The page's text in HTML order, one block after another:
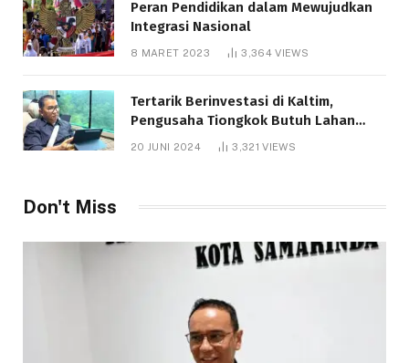
Peran Pendidikan dalam Mewujudkan
Integrasi Nasional
8 MARET 2023 3,364VIEWS
Tertarik Berinvestasi di Kaltim,
Pengusaha Tiongkok Butuh Lahan
1.000 Hektare
20 JUNI 2024 3,321VIEWS
Don't Miss